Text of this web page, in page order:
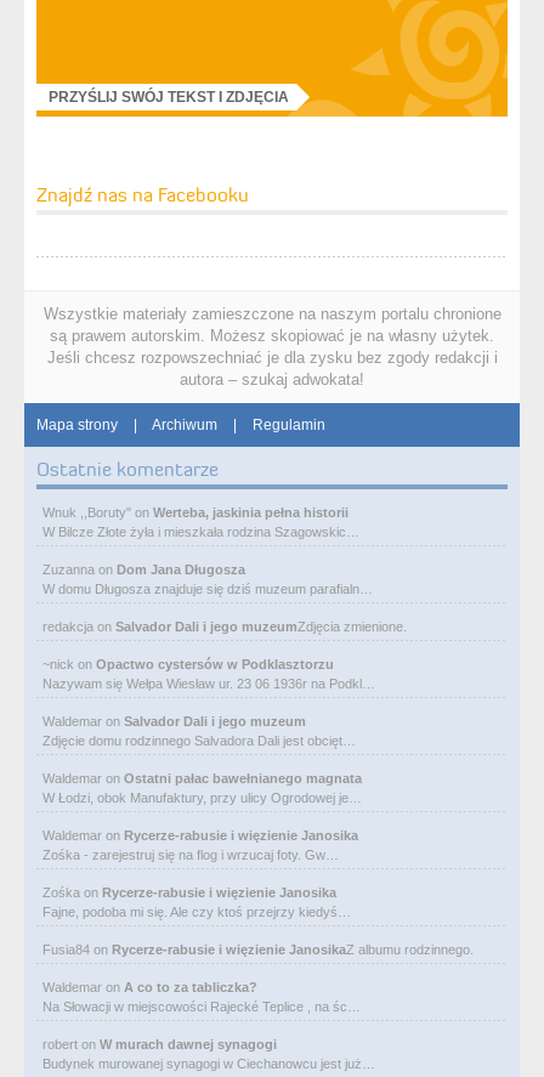
PRZYŚLIJ SWÓJ TEKST I ZDJĘCIA
Znajdź nas na Facebooku
Wszystkie materiały zamieszczone na naszym portalu chronione
są prawem autorskim. Możesz skopiować je na własny użytek.
Jeśli chcesz rozpowszechniać je dla zysku bez zgody redakcji i
autora – szukaj adwokata!
Mapa strony | Archiwum | Regulamin
Ostatnie komentarze
Wnuk ,,Boruty" on Werteba, jaskinia pełna historii
W Bilcze Złote żyła i mieszkała rodzina Szagowskic…
Zuzanna on Dom Jana Długosza
W domu Długosza znajduje się dziś muzeum parafialn…
redakcja on Salvador Dali i jego muzeumZdjęcia zmienione.
~nick on Opactwo cystersów w Podklasztorzu
Nazywam się Wełpa Wiesław ur. 23 06 1936r na Podkl…
Waldemar on Salvador Dali i jego muzeum
Zdjęcie domu rodzinnego Salvadora Dali jest obcięt…
Waldemar on Ostatni pałac bawełnianego magnata
W Łodzi, obok Manufaktury, przy ulicy Ogrodowej je…
Waldemar on Rycerze-rabusie i więzienie Janosika
Zośka - zarejestruj się na flog i wrzucaj foty. Gw…
Zośka on Rycerze-rabusie i więzienie Janosika
Fajne, podoba mi się. Ale czy ktoś przejrzy kiedyś…
Fusia84 on Rycerze-rabusie i więzienie JanosikaZ albumu rodzinnego.
Waldemar on A co to za tabliczka?
Na Słowacji w miejscowości Rajecké Teplice , na śc…
robert on W murach dawnej synagogi
Budynek murowanej synagogi w Ciechanowcu jest już…